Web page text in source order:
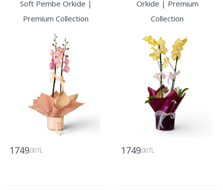
Soft Pembe Orkide |
Premium Collection
1749,00 TL
Orkide | Premium
Collection
1749,00 TL